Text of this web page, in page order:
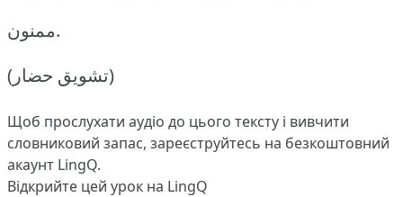
ممنون.
(تشویق حضار)
Щоб прослухати аудіо до цього тексту і вивчити
словниковий запас, зареєструйтесь на безкоштовний
акаунт LingQ.
Відкрийте цей урок на LingQ